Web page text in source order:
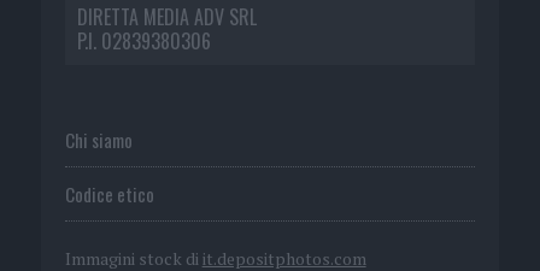
DIRETTA MEDIA ADV SRL
P.I. 02839380306
Chi siamo
Codice etico
Immagini stock di it.depositphotos.com